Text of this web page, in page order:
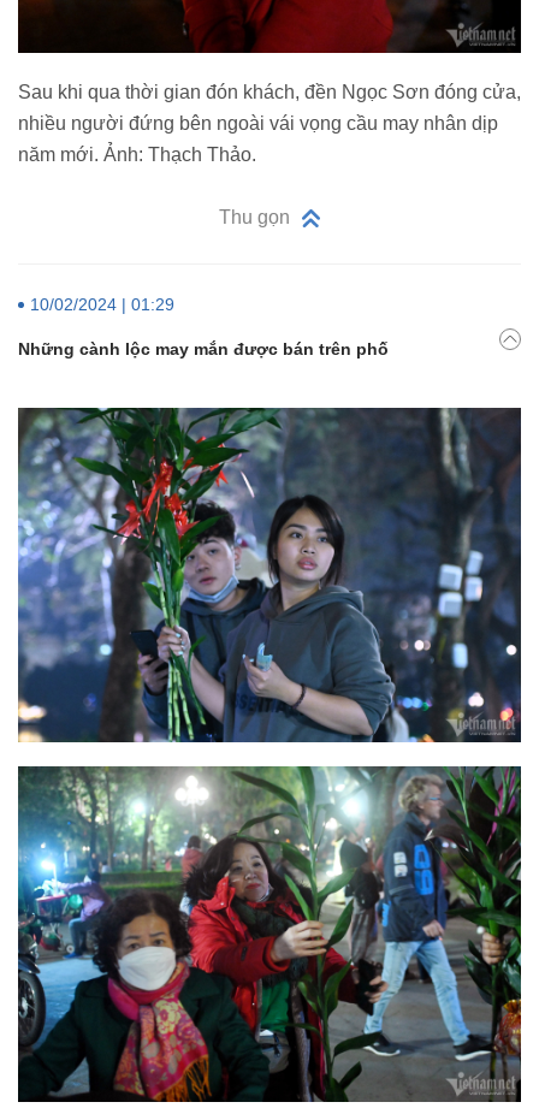
Sau khi qua thời gian đón khách, đền Ngọc Sơn đóng cửa,
nhiều người đứng bên ngoài vái vọng cầu may nhân dịp
năm mới. Ảnh: Thạch Thảo.
Thu gọn
10/02/2024 | 01:29
Những cành lộc may mắn được bán trên phố